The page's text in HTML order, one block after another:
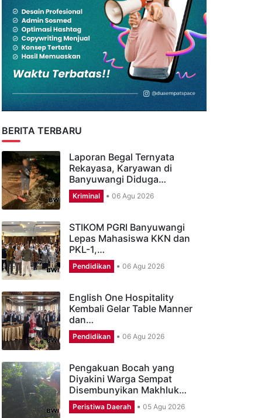
BERITA TERBARU
Laporan Begal Ternyata
Rekayasa, Karyawan di
Kriminal 06 Agu 2026
STIKOM PGRI Banyuwangi
Lepas Mahasiswa KKN dan
Pendidikan 06 Agu 2026
English One Hospitality
Kembali Gelar Table Manner
Pendidikan 06 Agu 2026
Pengakuan Bocah yang
Diyakini Warga Sempat